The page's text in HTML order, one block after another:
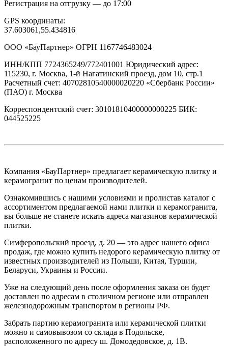
Регистрация на отгрузку — до 17:00
GPS координаты:
37.603061,55.434816
ООО «БауПартнер» ОГРН 1167746483024
ИНН/КПП 7724365249/772401001 Юридический адрес:
115230, г. Москва, 1-й Нагатинский проезд, дом 10, стр.1
Расчетный счет: 40702810540000020220 «Сбербанк России»
(ПАО) г. Москва
Корреспондентский счет: 30101810400000000225 БИК:
044525225
Компания «БауПартнер» предлагает керамическую плитку и
керамогранит по ценам производителей.
Ознакомившись с нашими условиями и пролистав каталог с
ассортиментом предлагаемой нами плитки и керамогранита,
вы больше не станете искать адреса магазинов керамической
плитки.
Симферопольский проезд, д. 20 — это адрес нашего офиса
продаж, где можно купить недорого керамическую плитку от
известных производителей из Польши, Китая, Турции,
Беларуси, Украины и России.
Уже на следующий день после оформления заказа он будет
доставлен по адресам в столичном регионе или отправлен
железнодорожным транспортом в регионы РФ.
Забрать партию керамогранита или керамической плитки
можно и самовывозом со склада в Подольске,
расположенного по адресу ш. Домодедовское, д. 1В.